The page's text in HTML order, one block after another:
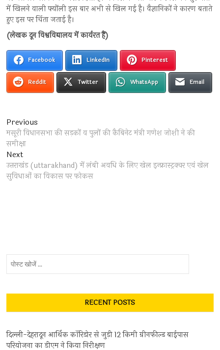
में खिलने वाली फ्योंली इस बार अभी से खिल गई है। वैज्ञानिकों ने कारण बताते
हुए इस पर चिंता जताई है।
(लेखक दून विश्वविद्यालय में कार्यरत हैं)
Facebook LinkedIn Pinterest
Reddit Twitter WhatsApp Email
Post
navigation
Previous
post:
मसूरी विधानसभा की सड़कों व पुलों की कैबिनेट मंत्री गणेश जोशी ने की
समीक्षा
NextNext
post:
उत्तराखंड (uttarakhand) में लंबी अवधि के लिए खेल इन्फ्रास्ट्रक्चर एवं खेल
सुविधाओं का विकास पर फोकस
RECENT POSTS
दिल्ली-देहरादून आर्थिक कॉरिडोर से जुड़ी 12 किमी ग्रीनफील्ड बाईपास
परियोजना का डीएम ने किया निरीक्षण